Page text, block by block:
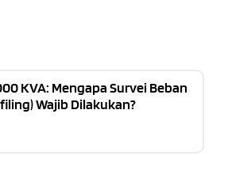
KVA: Mengapa Survei Beban
Wajib Dilakukan?